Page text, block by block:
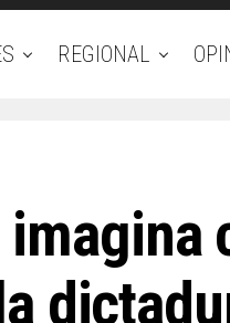
REGIONAL